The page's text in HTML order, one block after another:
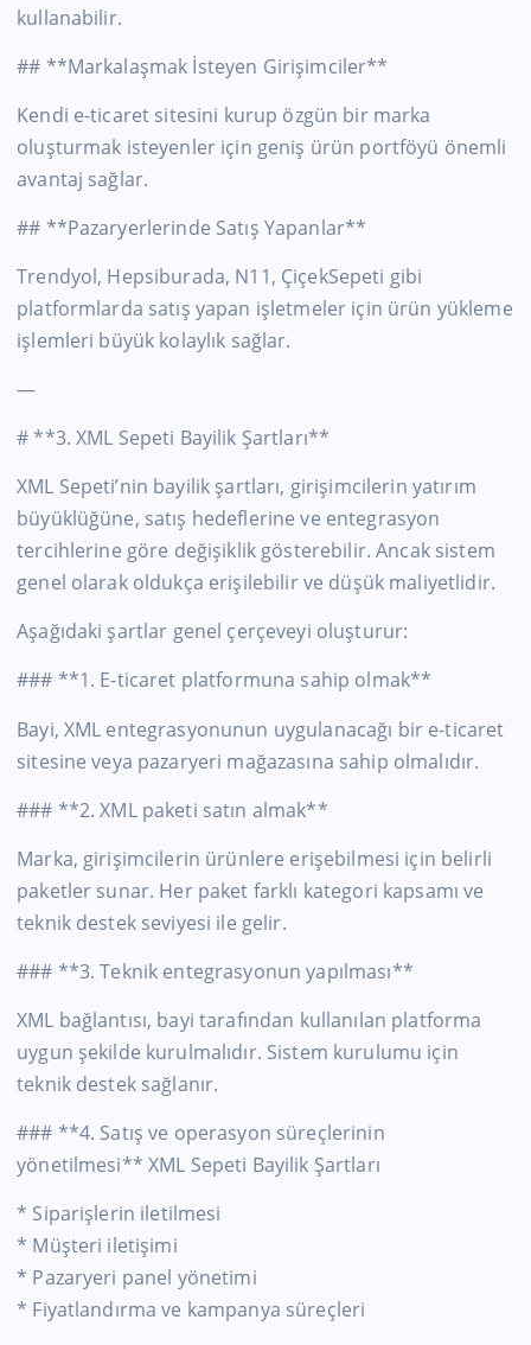
kullanabilir.
## **Markalaşmak İsteyen Girişimciler**
Kendi e-ticaret sitesini kurup özgün bir marka
oluşturmak isteyenler için geniş ürün portföyü önemli
avantaj sağlar.
## **Pazaryerlerinde Satış Yapanlar**
Trendyol, Hepsiburada, N11, ÇiçekSepeti gibi
platformlarda satış yapan işletmeler için ürün yükleme
işlemleri büyük kolaylık sağlar.
—
# **3. XML Sepeti Bayilik Şartları**
XML Sepeti’nin bayilik şartları, girişimcilerin yatırım
büyüklüğüne, satış hedeflerine ve entegrasyon
tercihlerine göre değişiklik gösterebilir. Ancak sistem
genel olarak oldukça erişilebilir ve düşük maliyetlidir.
Aşağıdaki şartlar genel çerçeveyi oluşturur:
### **1. E-ticaret platformuna sahip olmak**
Bayi, XML entegrasyonunun uygulanacağı bir e-ticaret
sitesine veya pazaryeri mağazasına sahip olmalıdır.
### **2. XML paketi satın almak**
Marka, girişimcilerin ürünlere erişebilmesi için belirli
paketler sunar. Her paket farklı kategori kapsamı ve
teknik destek seviyesi ile gelir.
### **3. Teknik entegrasyonun yapılması**
XML bağlantısı, bayi tarafından kullanılan platforma
uygun şekilde kurulmalıdır. Sistem kurulumu için
teknik destek sağlanır.
### **4. Satış ve operasyon süreçlerinin
yönetilmesi** XML Sepeti Bayilik Şartları
* Siparişlerin iletilmesi
* Müşteri iletişimi
* Pazaryeri panel yönetimi
* Fiyatlandırma ve kampanya süreçleri